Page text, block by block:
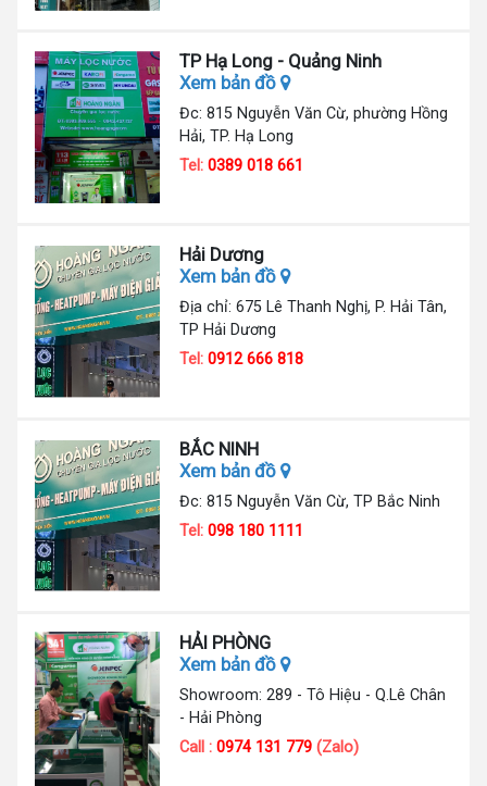
TP Hạ Long - Quảng Ninh
Xem bản đồ
Đc: 815 Nguyễn Văn Cừ, phường Hồng
Hải, TP. Hạ Long
Tel:0389 018 661
Hải Dương
Xem bản đồ
Địa chỉ: 675 Lê Thanh Nghị, P. Hải Tân,
TP Hải Dương
Tel:0912 666 818
BẮC NINH
Xem bản đồ
Đc: 815 Nguyễn Văn Cừ, TP Bắc Ninh
Tel:098 180 1111
HẢI PHÒNG
Xem bản đồ
Showroom: 289 - Tô Hiệu - Q.Lê Chân
- Hải Phòng
Call :0974 131 779 (Zalo)